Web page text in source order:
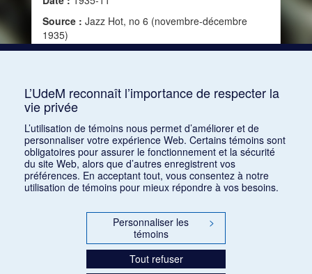
Source : Jazz Hot, no 6 (novembre-décembre
1935)
L’UdeM reconnaît l’importance de respecter la
vie privée
L’utilisation de témoins nous permet d’améliorer et de
personnaliser votre expérience Web. Certains témoins sont
obligatoires pour assurer le fonctionnement et la sécurité
du site Web, alors que d’autres enregistrent vos
préférences. En acceptant tout, vous consentez à notre
utilisation de témoins pour mieux répondre à vos besoins.
Personnaliser les
témoins
>
Tout refuser